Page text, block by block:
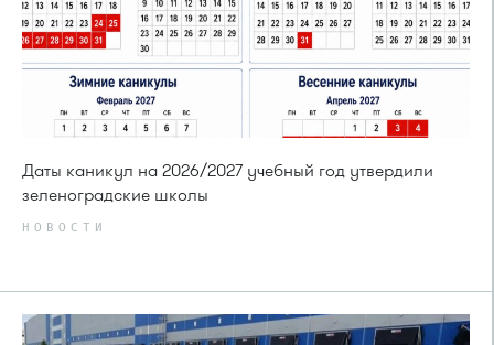
Даты каникул на 2026/2027 учебный год утвердили
зеленоградские школы
НОВОСТИ